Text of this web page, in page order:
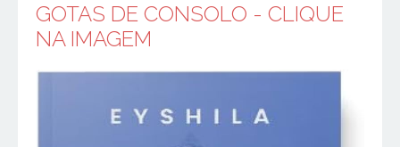
GOTAS DE CONSOLO - CLIQUE
NA IMAGEM